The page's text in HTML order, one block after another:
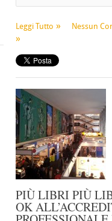
Leggi Tutto Nessun
PIÙ LIBRI PIÙ
OK